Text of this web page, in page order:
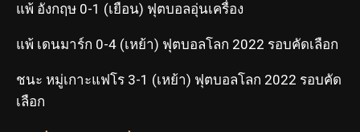
แพ้ อังกฤษ 0-1 (เยือน) ฟุตบอลอุ่นเครื่อง
แพ้ เดนมาร์ก 0-4 (เหย้า) ฟุตบอลโลก 2022 รอบคัดเลือก
ชนะ หมู่เกาะแฟโร 3-1 (เหย้า) ฟุตบอลโลก 2022 รอบคัด
เลือก